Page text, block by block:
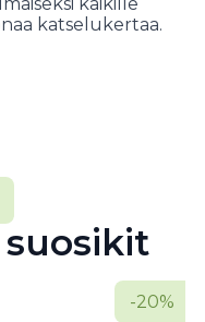
katselukertaa.
-20%